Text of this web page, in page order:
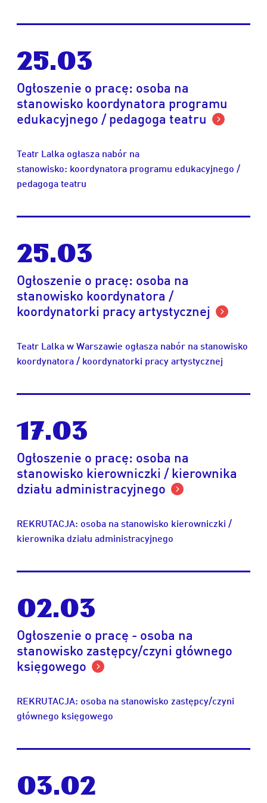
25.03
Ogłoszenie o pracę: osoba na
stanowisko koordynatora programu
edukacyjnego / pedagoga teatru
Teatr Lalka ogłasza nabór na
stanowisko: koordynatora programu edukacyjnego /
pedagoga teatru
25.03
Ogłoszenie o pracę: osoba na
stanowisko koordynatora /
koordynatorki pracy artystycznej
Teatr Lalka w Warszawie ogłasza nabór na stanowisko
koordynatora / koordynatorki pracy artystycznej
17.03
Ogłoszenie o pracę: osoba na
stanowisko kierowniczki / kierownika
działu administracyjnego
REKRUTACJA: osoba na stanowisko kierowniczki /
kierownika działu administracyjnego
02.03
Ogłoszenie o pracę - osoba na
stanowisko zastępcy/czyni głównego
księgowego
REKRUTACJA: osoba na stanowisko zastępcy/czyni
głównego księgowego
03.02